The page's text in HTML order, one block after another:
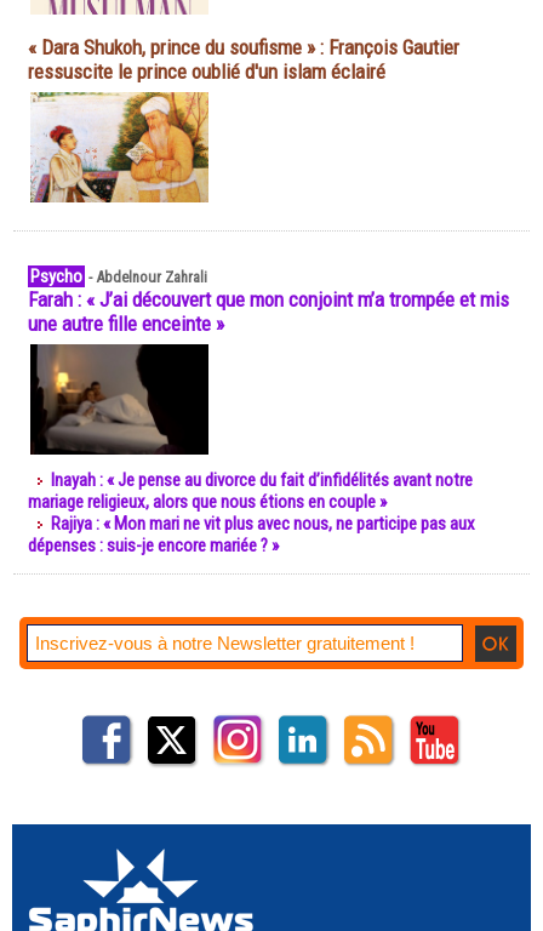
« Dara Shukoh, prince du soufisme » : François Gautier
ressuscite le prince oublié d'un islam éclairé
Psycho -Abdelnour Zahrali
Farah : « J’ai découvert que mon conjoint m’a trompée et mis
une autre fille enceinte »
Inayah : « Je pense au divorce du fait d’infidélités avant notre
mariage religieux, alors que nous étions en couple »
Rajiya : « Mon mari ne vit plus avec nous, ne participe pas aux
dépenses : suis-je encore mariée ? »